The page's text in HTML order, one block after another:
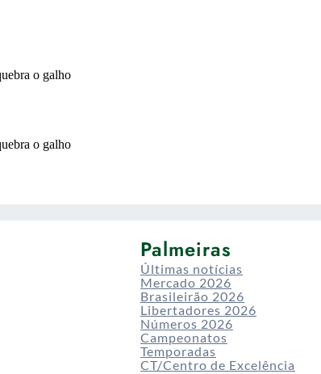
Palmeiras
Últimas notícias
Mercado 2026
Brasileirão 2026
Libertadores 2026
Números 2026
Campeonatos
Temporadas
CT/Centro de Excelência